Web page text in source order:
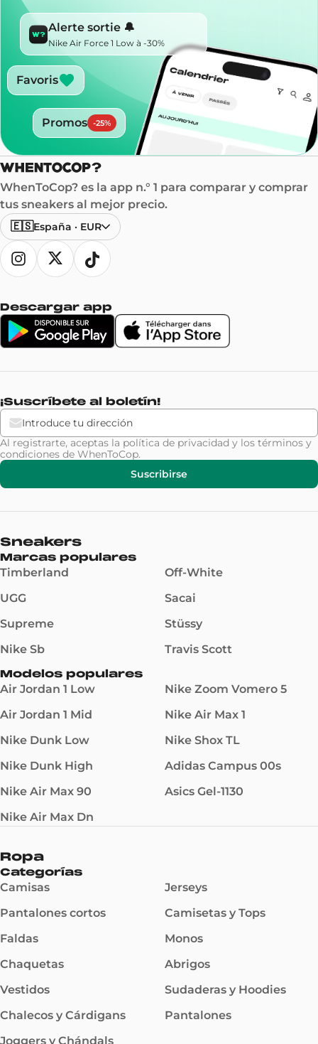
Alerte sortie 🔔
Nike Air Force 1 Low à -30%
Favoris
Promos -25%
WhenToCop? es la app n.° 1 para comparar y comprar
tus sneakers al mejor precio.
🇪🇸España · EUR
Descargar app
¡Suscríbete al boletín!
Al registrarte, aceptas la política de privacidad y los términos y
condiciones de WhenToCop.
Suscribirse
Sneakers
Marcas populares
Timberland
UGG
Supreme
Nike Sb
Off-White
Sacai
Stüssy
Travis Scott
Modelos populares
Air Jordan 1 Low
Air Jordan 1 Mid
Nike Dunk Low
Nike Dunk High
Nike Air Max 90
Nike Air Max Dn
Nike Zoom Vomero 5
Nike Air Max 1
Nike Shox TL
Adidas Campus 00s
Asics Gel-1130
Ropa
Categorías
Camisas
Pantalones cortos
Faldas
Chaquetas
Vestidos
Chalecos y Cárdigans
Joggers y Chándals
Jerseys
Camisetas y Tops
Monos
Abrigos
Sudaderas y Hoodies
Pantalones